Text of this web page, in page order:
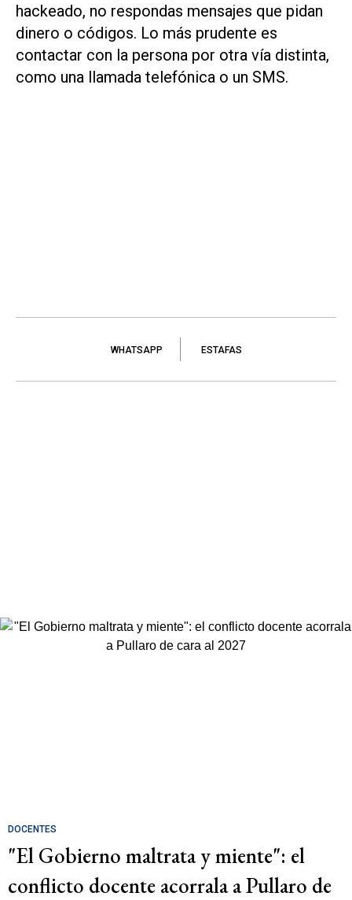
hackeado, no respondas mensajes que pidan
dinero o códigos. Lo más prudente es
contactar con la persona por otra vía distinta,
como una llamada telefónica o un SMS.
WHATSAPP ESTAFAS
DOCENTES
"El Gobierno maltrata y miente": el
conflicto docente acorrala a Pullaro de